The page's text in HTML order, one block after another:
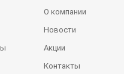
О компании
Новости
Акции
Контакты